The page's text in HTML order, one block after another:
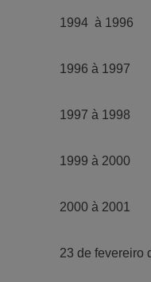
1994 à 1996
1996 à 1997
1997 à 1998
1999 à 2000
2000 à 2001
23 de fevereiro